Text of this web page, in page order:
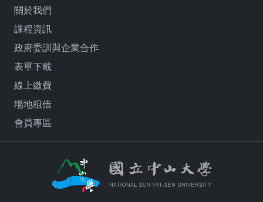
關於我們
課程資訊
政府委訓與企業合作
表單下載
線上繳費
場地租借
會員專區